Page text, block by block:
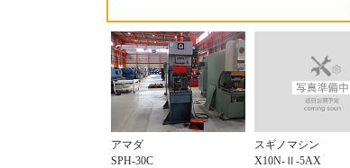
アマダ
SPH-30C
スギノマシン
X10N-Ⅱ-5AX